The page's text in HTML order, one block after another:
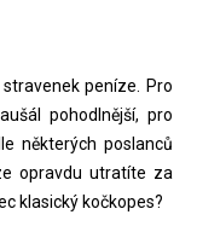
peníze. Pro
pohodlnější, pro
některých poslanců
opravdu utratíte za
klasický kočkopes?